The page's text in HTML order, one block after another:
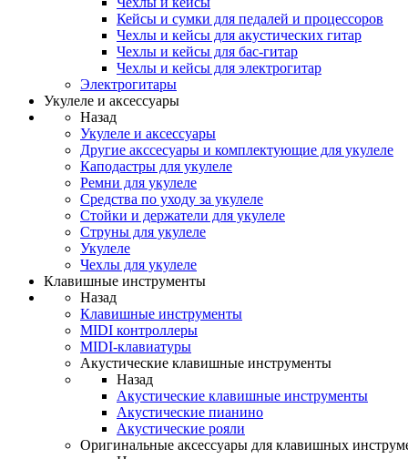
Кейсы и сумки для педалей и процессоров
Чехлы и кейсы для акустических гитар
Чехлы и кейсы для бас-гитар
Чехлы и кейсы для электрогитар
Электрогитары
Укулеле и аксессуары
Назад
Укулеле и аксессуары
Другие акссесуары и комплектующие для укулеле
Каподастры для укулеле
Ремни для укулеле
Средства по уходу за укулеле
Стойки и держатели для укулеле
Струны для укулеле
Укулеле
Чехлы для укулеле
Клавишные инструменты
Назад
Клавишные инструменты
MIDI контроллеры
MIDI-клавиатуры
Акустические клавишные инструменты
Назад
Акустические клавишные инструменты
Акустические пианино
Акустические рояли
Оригинальные аксессуары для клавишных